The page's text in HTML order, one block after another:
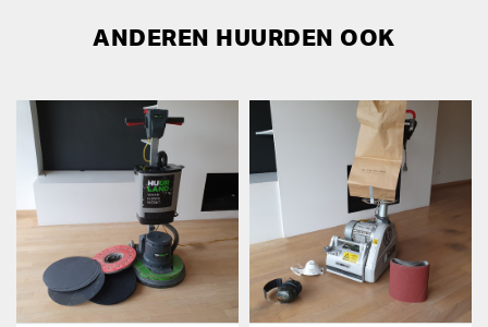
ANDEREN HUURDEN OOK